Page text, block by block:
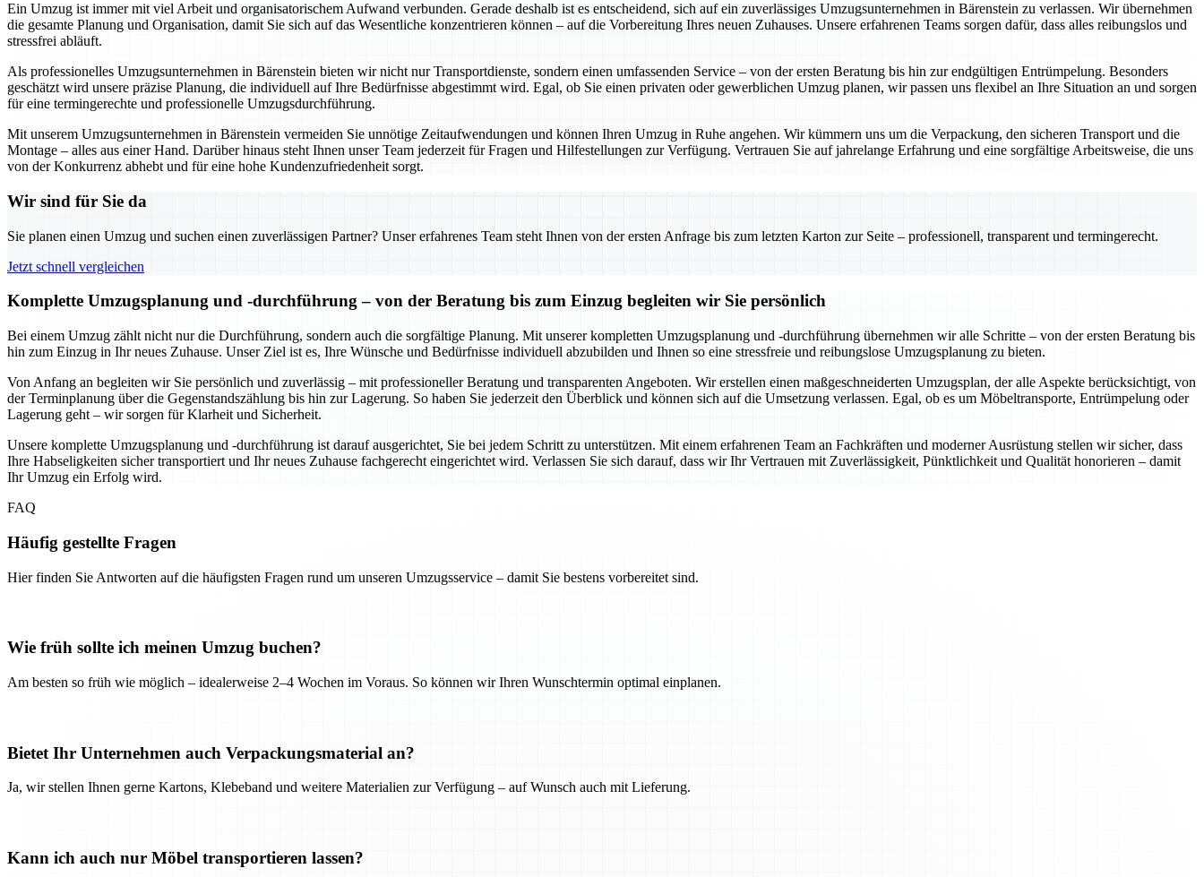
Ein Umzug ist immer mit viel Arbeit und organisatorischem Aufwand verbunden. Gerade deshalb ist es entscheidend, sich auf ein zuverlässiges Umzugsunternehmen in Bärenstein zu verlassen. Wir übernehmen
die gesamte Planung und Organisation, damit Sie sich auf das Wesentliche konzentrieren können – auf die Vorbereitung Ihres neuen Zuhauses. Unsere erfahrenen Teams sorgen dafür, dass alles reibungslos und
stressfrei abläuft.
Als professionelles Umzugsunternehmen in Bärenstein bieten wir nicht nur Transportdienste, sondern einen umfassenden Service – von der ersten Beratung bis hin zur endgültigen Entrümpelung. Besonders
geschätzt wird unsere präzise Planung, die individuell auf Ihre Bedürfnisse abgestimmt wird. Egal, ob Sie einen privaten oder gewerblichen Umzug planen, wir passen uns flexibel an Ihre Situation an und sorgen
für eine termingerechte und professionelle Umzugsdurchführung.
Mit unserem Umzugsunternehmen in Bärenstein vermeiden Sie unnötige Zeitaufwendungen und können Ihren Umzug in Ruhe angehen. Wir kümmern uns um die Verpackung, den sicheren Transport und die
Montage – alles aus einer Hand. Darüber hinaus steht Ihnen unser Team jederzeit für Fragen und Hilfestellungen zur Verfügung. Vertrauen Sie auf jahrelange Erfahrung und eine sorgfältige Arbeitsweise, die uns
von der Konkurrenz abhebt und für eine hohe Kundenzufriedenheit sorgt.
Wir sind für Sie da
Sie planen einen Umzug und suchen einen zuverlässigen Partner? Unser erfahrenes Team steht Ihnen von der ersten Anfrage bis zum letzten Karton zur Seite – professionell, transparent und termingerecht.
Jetzt schnell vergleichen
Komplette Umzugsplanung und -durchführung – von der Beratung bis zum Einzug begleiten wir Sie persönlich
Bei einem Umzug zählt nicht nur die Durchführung, sondern auch die sorgfältige Planung. Mit unserer kompletten Umzugsplanung und -durchführung übernehmen wir alle Schritte – von der ersten Beratung bis
hin zum Einzug in Ihr neues Zuhause. Unser Ziel ist es, Ihre Wünsche und Bedürfnisse individuell abzubilden und Ihnen so eine stressfreie und reibungslose Umzugsplanung zu bieten.
Von Anfang an begleiten wir Sie persönlich und zuverlässig – mit professioneller Beratung und transparenten Angeboten. Wir erstellen einen maßgeschneiderten Umzugsplan, der alle Aspekte berücksichtigt, von
der Terminplanung über die Gegenstandszählung bis hin zur Lagerung. So haben Sie jederzeit den Überblick und können sich auf die Umsetzung verlassen. Egal, ob es um Möbeltransporte, Entrümpelung oder
Lagerung geht – wir sorgen für Klarheit und Sicherheit.
Unsere komplette Umzugsplanung und -durchführung ist darauf ausgerichtet, Sie bei jedem Schritt zu unterstützen. Mit einem erfahrenen Team an Fachkräften und moderner Ausrüstung stellen wir sicher, dass
Ihre Habseligkeiten sicher transportiert und Ihr neues Zuhause fachgerecht eingerichtet wird. Verlassen Sie sich darauf, dass wir Ihr Vertrauen mit Zuverlässigkeit, Pünktlichkeit und Qualität honorieren – damit
Ihr Umzug ein Erfolg wird.
FAQ
Häufig gestellte Fragen
Hier finden Sie Antworten auf die häufigsten Fragen rund um unseren Umzugsservice – damit Sie bestens vorbereitet sind.
Wie früh sollte ich meinen Umzug buchen?
Am besten so früh wie möglich – idealerweise 2–4 Wochen im Voraus. So können wir Ihren Wunschtermin optimal einplanen.
Bietet Ihr Unternehmen auch Verpackungsmaterial an?
Ja, wir stellen Ihnen gerne Kartons, Klebeband und weitere Materialien zur Verfügung – auf Wunsch auch mit Lieferung.
Kann ich auch nur Möbel transportieren lassen?